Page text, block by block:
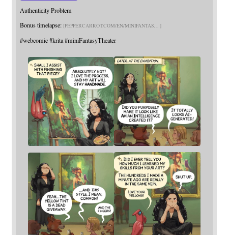
Authenticity Problem
Bonus timelapse: PEPPERCARROT.COM/EN/MINIFANTAS
#webcomic #krita #miniFantasyTheater